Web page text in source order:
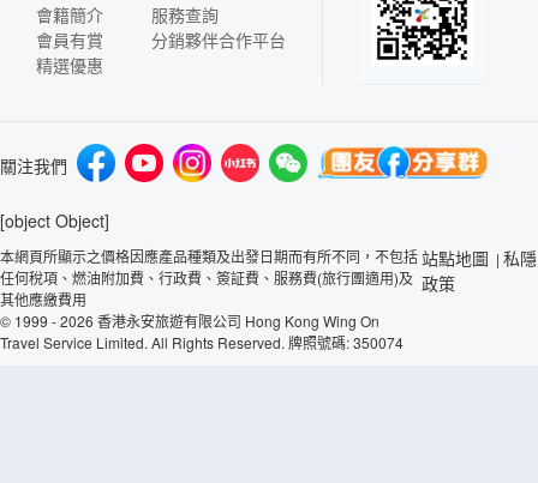
會籍簡介
會員有賞
精選優惠
服務查詢
分銷夥伴合作平台
關注我們
[object Object]
本網頁所顯示之價格因應產品種類及出發日期而有所不同，不包括
任何稅項、燃油附加費、行政費、簽証費、服務費(旅行團適用)及
其他應繳費用
© 1999 - 2026 香港永安旅遊有限公司 Hong Kong Wing On
Travel Service Limited. All Rights Reserved. 牌照號碼: 350074
站點地圖 | 私隱
政策